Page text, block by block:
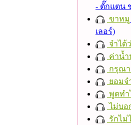
- ตั๊กแตน
ขาหมู
เลอร์)
จำได้
ค่าน้
กรุณา
ยอม
พูดทำ
ไม่บอ
รักไม่